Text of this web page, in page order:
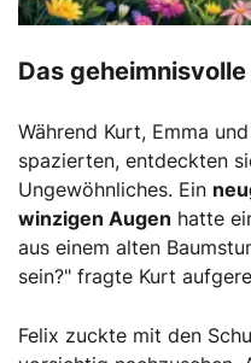
Das
Während Kurt, Emma
spazierten, entdeckten
Ungewöhnliches. Ein
winzigen Augen hatte
aus einem alten
sein?" fragte Kurt
Felix zuckte mit den